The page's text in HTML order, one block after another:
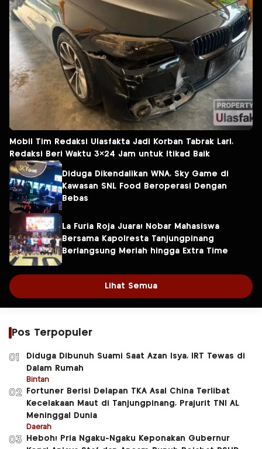
Mobil Tim Redaksi Ulasfakta Jadi Korban Tabrak Lari,
Redaksi Beri Waktu 3×24 Jam untuk Itikad Baik
Diduga Dikendalikan WNA, Sky Game di
Kawasan SNL Food Beroperasi Dengan
Bebas
La Furia Roja Juara! Nobar Mahasiswa
Bersama Kapolresta Tanjungpinang
Berlangsung Meriah hingga Extra Time
Lihat Semua
Pos Terpopuler
01
Diduga Dibunuh Suami Saat Azan Isya, IRT Tewas di
Dalam Rumah
Bintan
02
Fortuner Berisi Delapan TKA Asal China Terlibat
Kecelakaan Maut di Tanjungpinang, Prajurit TNI AL
Meninggal Dunia
Daerah
03
Heboh! Pria Ngaku-Ngaku Keponakan Gubernur